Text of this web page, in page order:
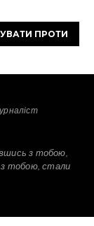
ПРОТИ
з тобою,
з тобою, стали